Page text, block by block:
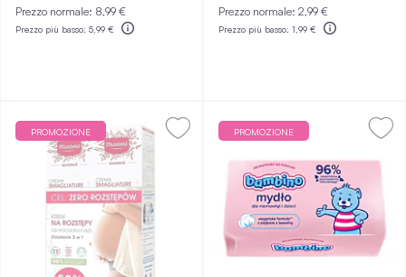
Prezzo normale: 8,99 €
Prezzo più basso: 5,99 €
Prezzo normale: 2,99 €
Prezzo più basso: 1,99 €
PROMOZIONE PROMOZIONE